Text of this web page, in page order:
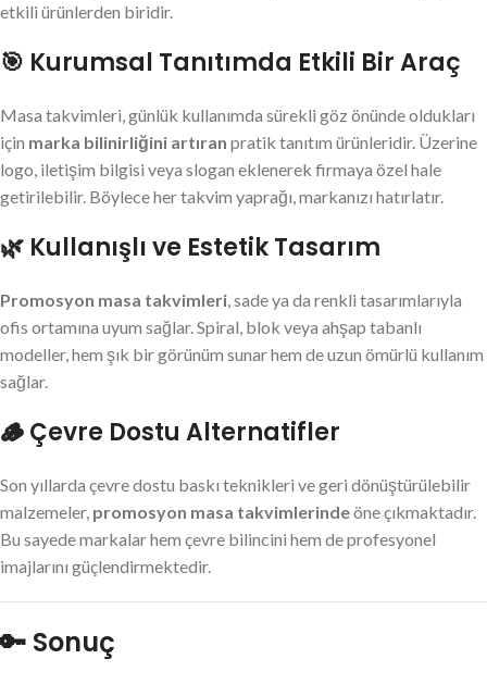
etkili ürünlerden biridir.
🎯 Kurumsal Tanıtımda Etkili Bir Araç
Masa takvimleri, günlük kullanımda sürekli göz önünde oldukları
için marka bilinirliğini artıran pratik tanıtım ürünleridir. Üzerine
logo, iletişim bilgisi veya slogan eklenerek firmaya özel hale
getirilebilir. Böylece her takvim yaprağı, markanızı hatırlatır.
🌿 Kullanışlı ve Estetik Tasarım
Promosyon masa takvimleri, sade ya da renkli tasarımlarıyla
ofis ortamına uyum sağlar. Spiral, blok veya ahşap tabanlı
modeller, hem şık bir görünüm sunar hem de uzun ömürlü kullanım
sağlar.
🪵 Çevre Dostu Alternatifler
Son yıllarda çevre dostu baskı teknikleri ve geri dönüştürülebilir
malzemeler, promosyon masa takvimlerindeöne çıkmaktadır.
Bu sayede markalar hem çevre bilincini hem de profesyonel
imajlarını güçlendirmektedir.
🔑 Sonuç